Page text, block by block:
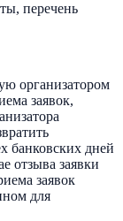
перечень
организатором
заявок,
банковских дней
отзыва заявки
заявок
для